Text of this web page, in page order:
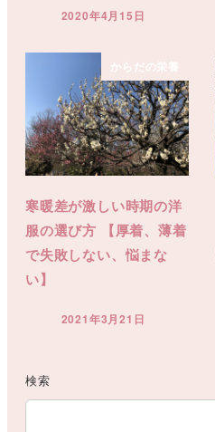
投稿日
2020年4月15日
からだの栄養
寒暖差が激しい時期の洋
服の選び方 【厚着、薄着
で失敗しない、悩まな
い】
投稿日
2021年3月21日
検索